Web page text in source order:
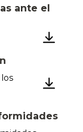
ante el